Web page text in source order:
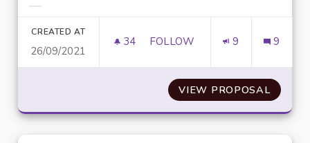
CREATED AT
26/09/2021
34 34 FOLLOWERS
FOLLOW 9 9
VIEW PROPOSALDES